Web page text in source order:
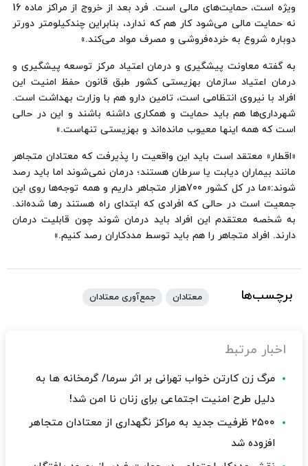
ویژه است، حمایت‌های مالی است. فرد بعد از خروج از مراکز ماده 16
نه حمایت مالی می‌شود کار هم که ندارد، بنابراین چندکیلومتر دورتر
دوباره شروع به خرده‌فروشی و مصرف مواد می‌کند.»
به گفته معاونت پیشگیری و درمان اعتیاد مرکز توسعه پیشگیری و
درمان اعتیاد سازمان بهزیستی کشور طبق قانون حفظ امنیت این
افراد با نیروی انتظامی است، تامین دارو هم با وزارت بهداشت است.
شهرداری‌ها هم باید حمایت و همکاری داشنه باشند و این در حالی
است که همه اینها معیوب مانده‌اند و بهزیستی تنهاست.»
«اقطار» معتقد است باید این واقعیت را پذیرفت که معتادان متجاهر
مانند بیماران دیابت یا سرطان هستند؛ درمان نمی‌شوند اما باید رصد
شوند:«ما در کل کشور 700هزار متجاهر داریم و همه توجه‌ها روی این
جمعیت است در حالی که افرادی که ابتدای راه هستند رها شده‌اند.
به شخصه معتقدم این افراد باید درمان شوند چون قابلیت درمان
دارند. افراد متجاهر را هم باید توسط مددکاران رصد کنیم.»
برچسب‌ها معتادان جمع‌آوری معتادان
اخبار مرتبط
مرگ زن کارتن خواب تهرانی بر اثر سرما/ گرمخانه ها به
دلیل طرح امنیت اجتماعی برای زنان نا امن شد!
۲۵۰۰ ظرفیت جدید به مراکز نگهداری از معتادان متجاهر
افزوده شد